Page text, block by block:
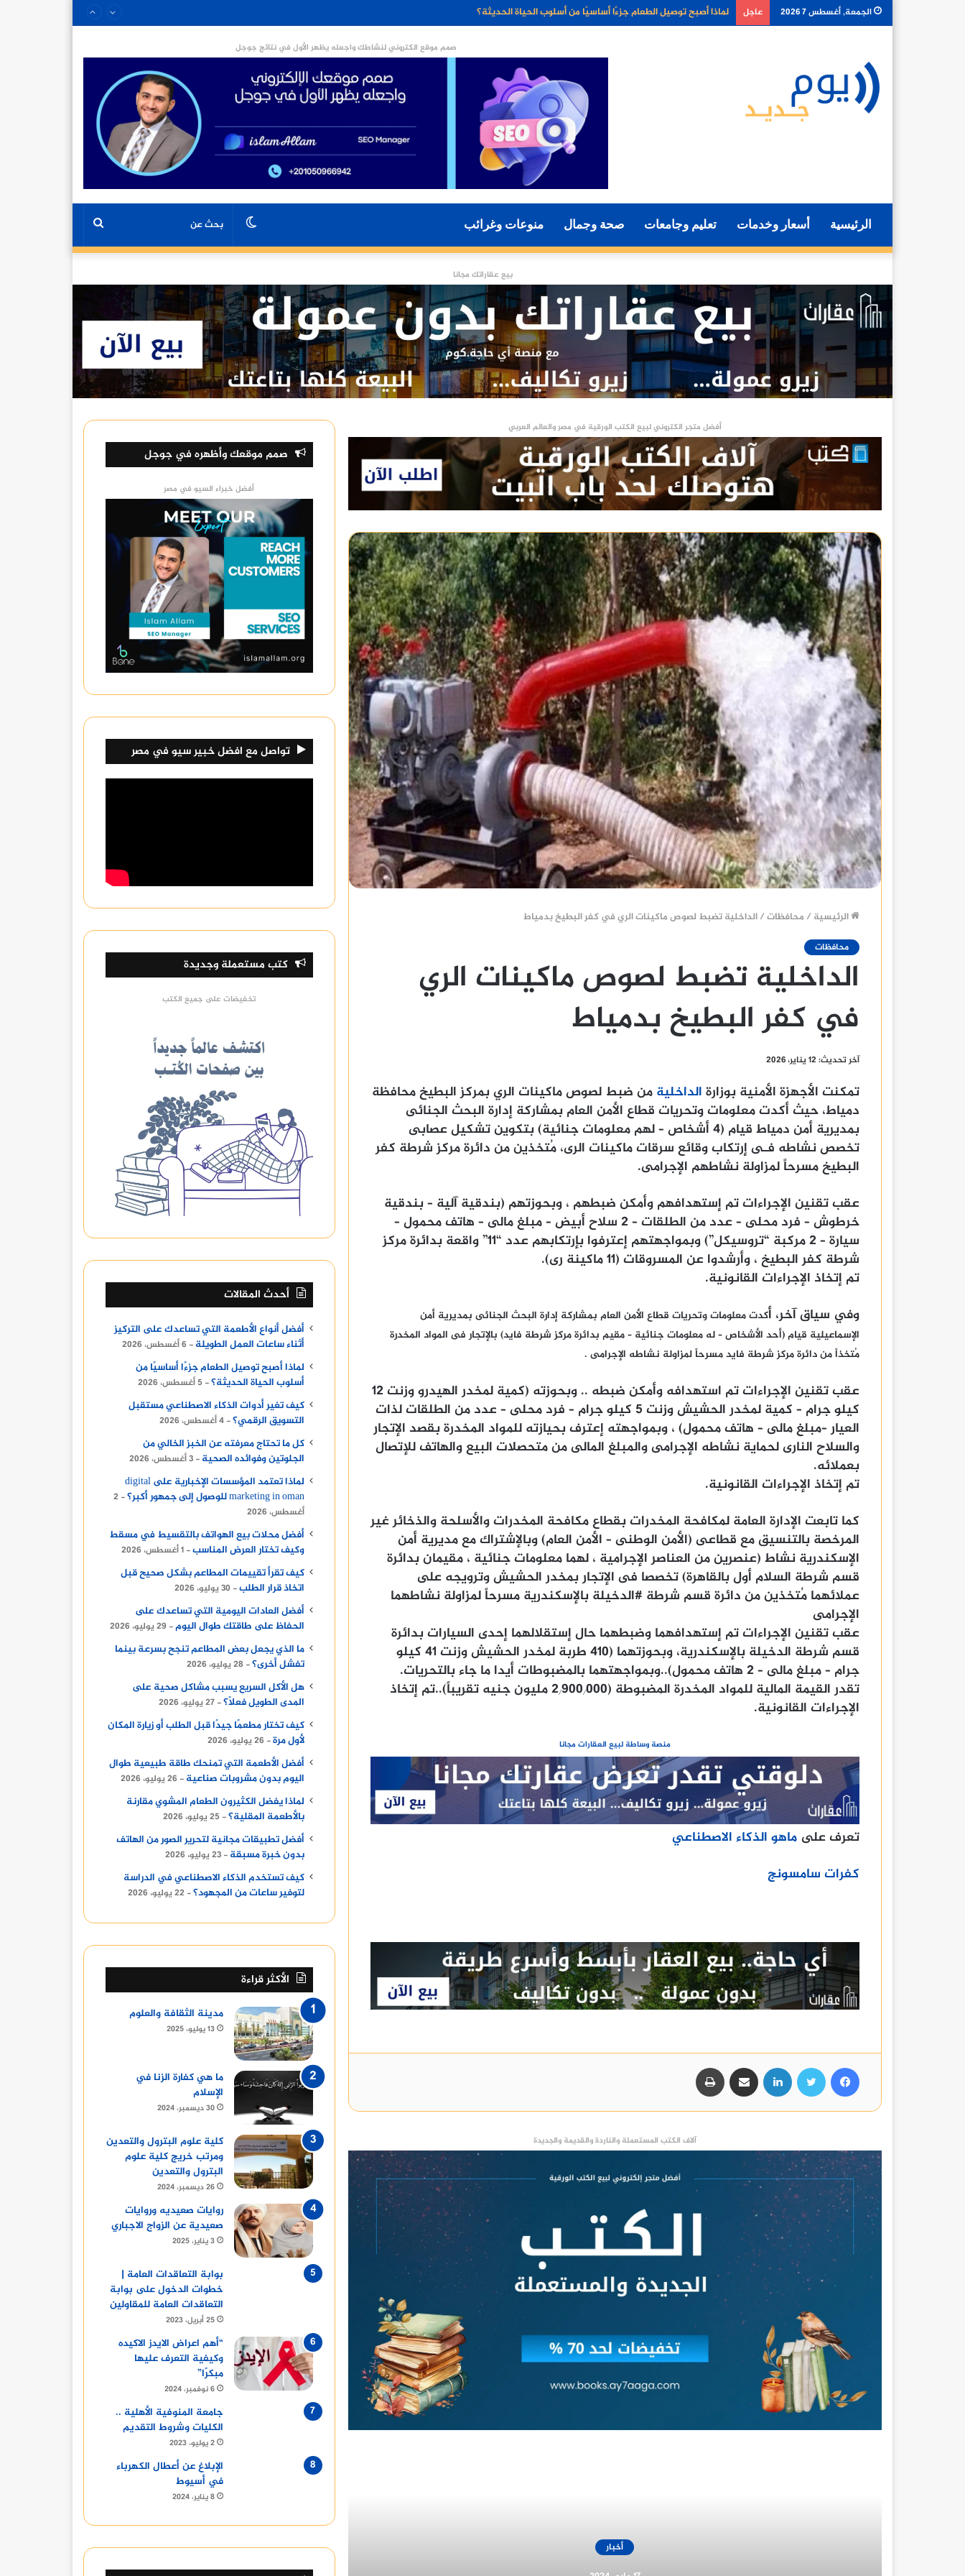
الجمعة, أغسطس 7 2026 عاجل كيف تغير أدوات الذكاء الاصطناعي مستقبل التسويق الرقمي؟
صمم موقع الكتروني لنشاطك واجعله يظهر الأول في نتائج جوجل
الرئيسية أسعار وخدمات تعليم وجامعات صحة وجمال منوعات وغرائب الوضع
بيع عقاراتك مجانا
أفضل متجر الكتروني لبيع الكتب الورقية في مصر والعالم العربي
الرئيسية / محافظات/الداخلية تضبط لصوص ماكينات الري في كفر البطيخ بدمياط
محافظات
الداخلية تضبط لصوص ماكينات الري
في كفر البطيخ بدمياط
آخر تحديث: 12 يناير، 2026
تمكنت الأجهزة الأمنية بوزارة الداخلية من ضبط لصوص ماكينات الري بمركز البطيخ محافظة
دمياط، حيث أكدت معلومات وتحريات قطاع الأمن العام بمشاركة إدارة البحث الجنائى
بمديرية أمن دمياط قيام (4 أشخاص – لهم معلومات جنائية) بتكوين تشكيل عصابى
تخصص نشاطه فـى إرتكاب وقائع سرقات ماكينات الرى، مُتخذين من دائرة مركز شرطة كفر
البطيخ مسرحاً لمزاولة نشاطهم الإجرامى.
عقب تقنين الإجراءات تم إستهدافهم وأمكن ضبطهم ، وبحوزتهم (بندقية آلية – بندقية
خرطوش – فرد محلى – عدد من الطلقات – 2 سلاح أبيض – مبلغ مالى – هاتف محمول –
سيارة – 2 مركبة “تروسيكل”) وبمواجهتهم إعترفوا بإرتكابهم عدد “11” واقعة بدائرة مركز
شرطة كفر البطيخ ، وأرشدوا عن المسروقات (11 ماكينة رى).
تم إتخاذ الإجراءات القانونية.
وفي سياق آخر، أكدت معلومات وتحريات قطاع الأمن العام بمشاركة إدارة البحث الجنائى بمديرية أمن
الإسماعيلية قيام (أحد الأشخاص – له معلومات جنائية – مقيم بدائرة مركز شرطة فايد) بالإتجار فى المواد المخدرة
مُتخذاً من دائرة مركز شرطة فايد مسرحاً لمزاولة نشاطه الإجرامى .
عقب تقنين الإجراءات تم استهدافه وأمكن ضبطه .. وبحوزته (كمية لمخدر الهيدرو وزنت 12
كيلو جرام – كمية لمخدر الحشيش وزنت 5 كيلو جرام – فرد محلى – عدد من الطلقات لذات
العيار –مبلغ مالى – هاتف محمول) ، وبمواجهته إعترف بحيازته للمواد المخدرة بقصد الإتجار
والسلاح النارى لحماية نشاطه الإجرامى والمبلغ المالى من متحصلات البيع والهاتف للإتصال
بعملائه.
تم إتخاذ الإجراءات القانونية.
كما تابعت الإدارة العامة لمكافحة المخدرات بقطاع مكافحة المخدرات والأسلحة والذخائر غير
المرخصة بالتنسيق مع قطاعى (الأمن الوطنى – الأمن العام) وبالإشتراك مع مديرية أمن
الإسكندرية نشاط (عنصرين من العناصر الإجرامية ، لهما معلومات جنائية ، مقيمان بدائرة
قسم شرطة السلام أول بالقاهرة) تخصصا فى الإتجار بمخدر الحشيش وترويجه على
عملائهما مُتخذين من دائرة قسم شرطة #الدخيلة بالإسكندرية مسرحاً لمزاولة نشاطهما
الإجرامى
عقب تقنين الإجراءات تم إستهدافهما وضبطهما حال إستقلالهما إحدى السيارات بدائرة
قسم شرطة الدخيلة بالإسكندرية، وبحوزتهما (410 طربة لمخدر الحشيش وزنت 41 كيلو
جرام – مبلغ مالى – 2 هاتف محمول)..وبمواجهتهما بالمضبوطات أيدا ما جاء بالتحريات.
تقدر القيمة المالية للمواد المخدرة المضبوطة (2٫900٫000 مليون جنيه تقريباً)..تم إتخاذ
الإجراءات القانونية.
منصة وساطة لبيع العقارات مجانا
تعرف على ماهو الذكاء الاصطناعي
كفرات سامسونج
آلاف الكتب المستعملة والناردة والقديمة والجديدة
صمم موقعك وأظهره في جوجل
أفضل خبراء السيو في مصر
تواصل مع افضل خبير سيو في مصر
كتب مستعملة وجديدة
تخفيضات على جميع الكتب
أحدث المقالات
أفضل أنواع الأطعمة التي تساعدك على التركيز
أثناء ساعات العمل الطويلة
6 أغسطس، 2026
لماذا أصبح توصيل الطعام جزءًا أساسيًا من
أسلوب الحياة الحديثة؟
5 أغسطس، 2026
كيف تغير أدوات الذكاء الاصطناعي مستقبل
التسويق الرقمي؟
4 أغسطس، 2026
كل ما تحتاج معرفته عن الخبز الخالي من
الجلوتين وفوائده الصحية
3 أغسطس، 2026
لماذا تعتمد المؤسسات الإخبارية على digital
marketing in oman للوصول إلى جمهور أكبر؟
2
أغسطس، 2026
أفضل محلات بيع الهواتف بالتقسيط في مسقط
وكيف تختار العرض المناسب
1 أغسطس، 2026
كيف تقرأ تقييمات المطاعم بشكل صحيح قبل
اتخاذ قرار الطلب
30 يوليو، 2026
أفضل العادات اليومية التي تساعدك على
الحفاظ على طاقتك طوال اليوم
29 يوليو، 2026
ما الذي يجعل بعض المطاعم تنجح بسرعة بينما
تفشل أخرى؟
28 يوليو، 2026
هل الأكل السريع يسبب مشاكل صحية على
المدى الطويل فعلًا؟
27 يوليو، 2026
كيف تختار مطعمًا جيدًا قبل الطلب أو زيارة المكان
لأول مرة
26 يوليو، 2026
أفضل الأطعمة التي تمنحك طاقة طبيعية طوال
اليوم بدون مشروبات صناعية
26 يوليو، 2026
لماذا يفضل الكثيرون الطعام المشوي مقارنة
بالأطعمة المقلية؟
25 يوليو، 2026
أفضل تطبيقات مجانية لتحرير الصور من الهاتف
بدون خبرة مسبقة
23 يوليو، 2026
كيف تستخدم الذكاء الاصطناعي في الدراسة
لتوفير ساعات من المجهود؟
22 يوليو، 2026
الأكثر قراءة
مدينة الثقافة والعلوم
13 يوليو، 2025
ما هي كفارة الزنا في
الإسلام
30 ديسمبر، 2024
كلية علوم البترول والتعدين
ومرتب خريج كلية علوم
البترول والتعدين
26 ديسمبر، 2024
روايات صعيديه وروايات
صعيدية عن الزواج الاجباري
3 يناير، 2025
بوابة التعاقدات العامة |
خطوات الدخول على بوابة
التعاقدات العامة للمقاولين
25 أبريل، 2023
“أهم اعراض الايدز الاكيده
وكيفية التعرف عليها
مبكرًا”
6 نوفمبر، 2024
جامعة المنوفية الأهلية ..
الكليات وشروط التقديم
2 يوليو، 2023
الإبلاغ عن أعطال الكهرباء
في أسيوط
8 يناير، 2024